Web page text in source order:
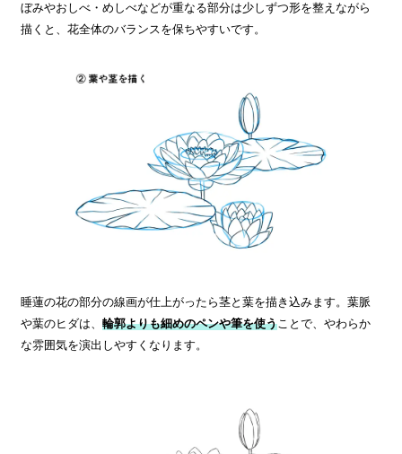
ぼみやおしべ・めしべなどが重なる部分は少しずつ形を整えながら
描くと、花全体のバランスを保ちやすいです。
睡蓮の花の部分の線画が仕上がったら茎と葉を描き込みます。葉脈
や葉のヒダは、 輪郭よりも細めのペンや筆を使う ことで、やわらか
な雰囲気を演出しやすくなります。